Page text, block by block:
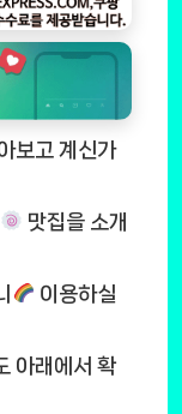
보고 계신가
맛집을 소개
이용하실
아래에서 확